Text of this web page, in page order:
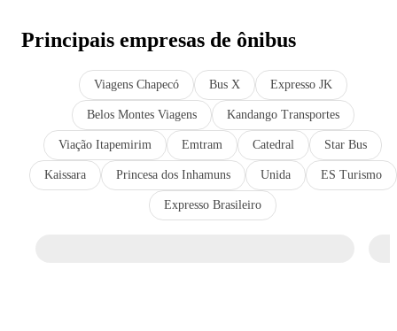
Principais empresas de ônibus
Viagens Chapecó Bus X Expresso JK
Belos Montes Viagens Kandango Transportes
Viação Itapemirim Emtram Catedral Star Bus
Kaissara Princesa dos Inhamuns Unida ES Turismo
Expresso Brasileiro